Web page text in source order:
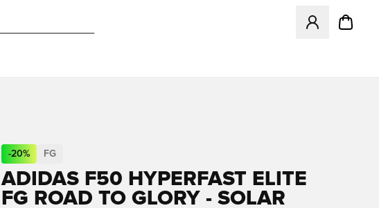
Öppnar en
-20% FG
ADIDAS F50 HYPERFAST ELITE
FG ROAD TO GLORY - SOLAR